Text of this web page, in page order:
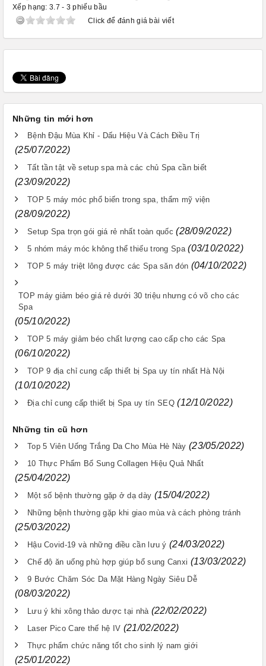
Xếp hạng: 3.7 - 3 phiếu bầu
Click để đánh giá bài viết
Những tin mới hơn
Bệnh Đậu Mùa Khỉ - Dấu Hiệu Và Cách Điều Trị
(25/07/2022)
Tất tần tật về setup spa mà các chủ Spa cần biết
(23/09/2022)
TOP 5 máy móc phổ biến trong spa, thẩm mỹ viện
(28/09/2022)
Setup Spa trọn gói giá rẻ nhất toàn quốc (28/09/2022)
5 nhóm máy móc không thể thiếu trong Spa (03/10/2022)
TOP 5 máy triệt lông được các Spa săn đón (04/10/2022)
TOP máy giảm béo giá rẻ dưới 30 triệu nhưng có võ cho các
Spa
(05/10/2022)
TOP 5 máy giảm béo chất lượng cao cấp cho các Spa
(06/10/2022)
TOP 9 địa chỉ cung cấp thiết bị Spa uy tín nhất Hà Nội
(10/10/2022)
Địa chỉ cung cấp thiết bị Spa uy tín SEQ (12/10/2022)
Những tin cũ hơn
Top 5 Viên Uống Trắng Da Cho Mùa Hè Này (23/05/2022)
10 Thực Phẩm Bổ Sung Collagen Hiệu Quả Nhất
(25/04/2022)
Một số bệnh thường gặp ở dạ dày (15/04/2022)
Những bệnh thường gặp khi giao mùa và cách phòng tránh
(25/03/2022)
Hậu Covid-19 và những điều cần lưu ý (24/03/2022)
Chế độ ăn uống phù hợp giúp bổ sung Canxi (13/03/2022)
9 Bước Chăm Sóc Da Mặt Hàng Ngày Siêu Dễ
(08/03/2022)
Lưu ý khi xông thảo dược tại nhà (22/02/2022)
Laser Pico Care thế hệ IV (21/02/2022)
Thực phẩm chức năng tốt cho sinh lý nam giới
(25/01/2022)